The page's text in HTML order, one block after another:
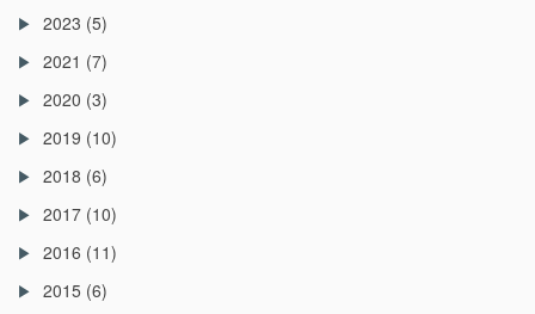
2023 (5)
2021 (7)
2020 (3)
2019 (10)
2018 (6)
2017 (10)
2016 (11)
2015 (6)